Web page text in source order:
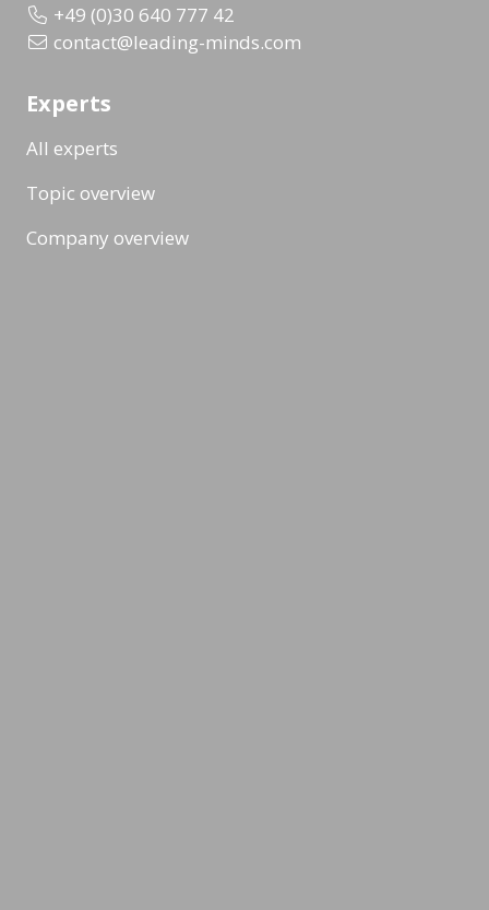
+49 (0)30 640 777 42
contact@leading-minds.com
Experts
All experts
Topic overview
Company overview